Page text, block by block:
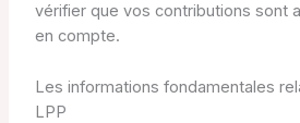
vérifier que vos contributions sont
en compte.
Les informations fondamentales
LPP